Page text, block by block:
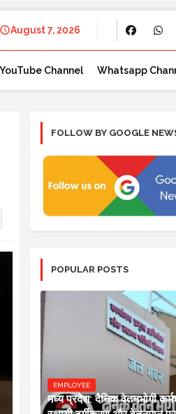
August 7, 2026
YouTube Channel Whatsapp
FOLLOW BY GOOGLE
POPULAR POSTS
EMPLOYEE
मध्य प्रदेश: दैनिक वेतनभोगी